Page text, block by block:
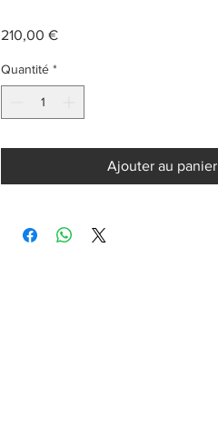
210,00 €Prix
Quantité *
Ajouter au panier